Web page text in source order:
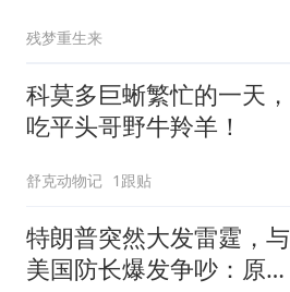
残梦重生来
科莫多巨蜥繁忙的一天，
吃平头哥野牛羚羊！
舒克动物记 1跟贴
特朗普突然大发雷霆，与
美国防长爆发争吵：原来